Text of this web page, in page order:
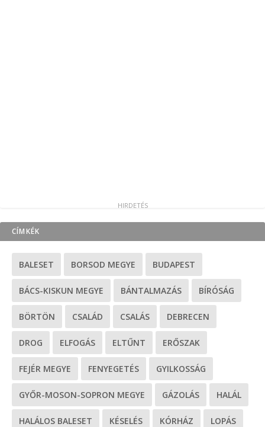
CÍMKÉK
BALESET BORSOD MEGYE BUDAPEST
BÁCS-KISKUN MEGYE BÁNTALMAZÁS BÍRÓSÁG
BÖRTÖN CSALÁD CSALÁS DEBRECEN
DROG ELFOGÁS ELTŰNT ERŐSZAK
FEJÉR MEGYE FENYEGETÉS GYILKOSSÁG
GYŐR-MOSON-SOPRON MEGYE GÁZOLÁS HALÁL
HALÁLOS BALESET KÉSELÉS KÓRHÁZ LOPÁS